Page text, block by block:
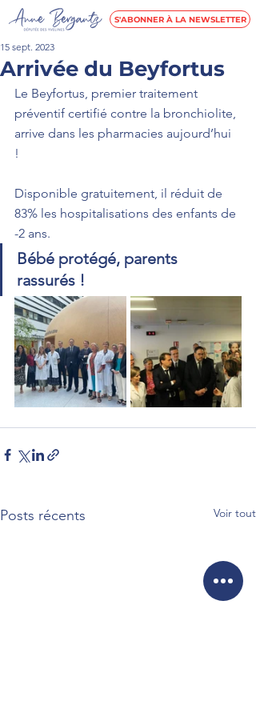
S'ABONNER À LA NEWSLETTER
Arrivée du Beyfortus
15 sept. 2023
Le Beyfortus, premier traitement
préventif certifié contre la bronchiolite,
arrive dans les pharmacies aujourd’hui
!
Disponible gratuitement, il réduit de
83% les hospitalisations des enfants de
-2 ans.
Bébé protégé, parents
rassurés !
Posts récents Voir tout